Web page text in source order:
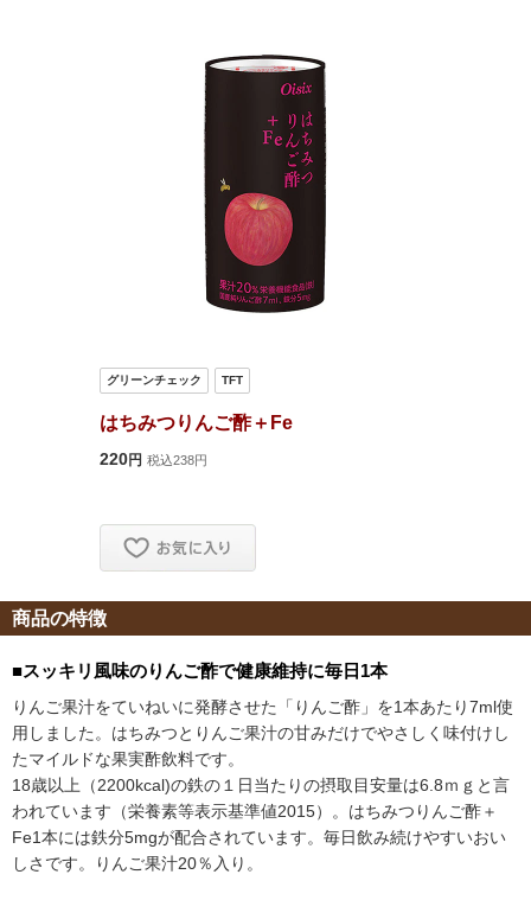
商品の特徴
■スッキリ風味のりんご酢で健康維持に毎日1本
りんご果汁をていねいに発酵させた「りんご酢」を1本あたり7ml使
用しました。はちみつとりんご果汁の甘みだけでやさしく味付けし
たマイルドな果実酢飲料です。
18歳以上（2200kcal)の鉄の１日当たりの摂取目安量は6.8ｍｇと言
われています（栄養素等表示基準値2015）。はちみつりんご酢＋
Fe1本には鉄分5mgが配合されています。毎日飲み続けやすいおい
しさです。りんご果汁20％入り。